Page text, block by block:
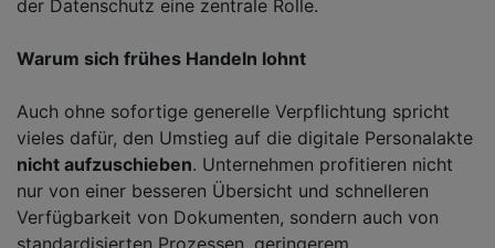
der Datenschutz eine zentrale Rolle.
Warum sich frühes Handeln lohnt
Auch ohne sofortige generelle Verpflichtung spricht
vieles dafür, den Umstieg auf die digitale Personalakte
nicht aufzuschieben. Unternehmen profitieren nicht
nur von einer besseren Übersicht und schnelleren
Verfügbarkeit von Dokumenten, sondern auch von
standardisierten Prozessen, geringerem